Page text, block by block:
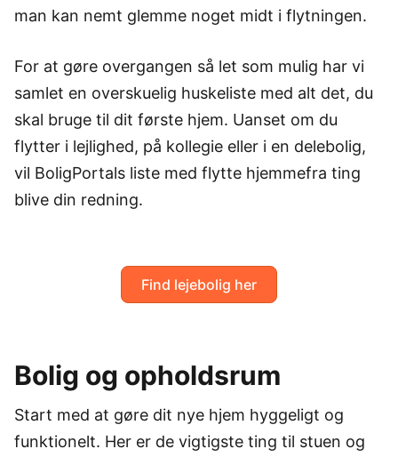
man kan nemt glemme noget midt i flytningen.
For at gøre overgangen så let som mulig har vi
samlet en overskuelig huskeliste med alt det, du
skal bruge til dit første hjem. Uanset om du
flytter i lejlighed, på kollegie eller i en delebolig,
vil BoligPortals liste med flytte hjemmefra ting
blive din redning.
Find lejebolig her
Bolig og opholdsrum
Start med at gøre dit nye hjem hyggeligt og
funktionelt. Her er de vigtigste ting til stuen og